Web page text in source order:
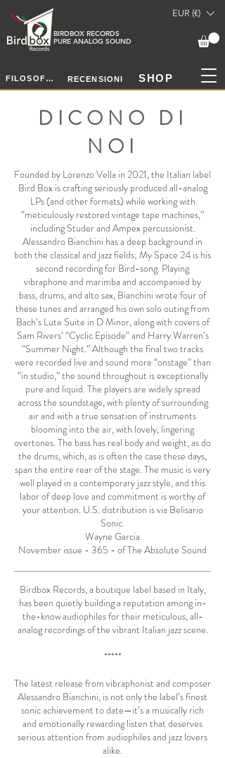
BIRDBOX RECORDS
PURE ANALOG SOUND
EUR (€)
FILOSOFIA RECENSIONI SHOP
DICONO DI
NOI
Founded by Lorenzo Vella in 2021, the Italian label
Bird Box is crafting seriously produced all-analog
LPs (and other formats) while working with
“meticulously restored vintage tape machines,”
including Studer and Ampex percussionist.
Alessandro Bianchini has a deep background in
both the classical and jazz fields; My Space 24 is his
second recording for Bird-song. Playing
vibraphone and marimba and accompanied by
bass, drums, and alto sax, Bianchini wrote four of
these tunes and arranged his own solo outing from
Bach’s Lute Suite in D Minor, along with covers of
Sam Rivers’ “Cyclic Episode” and Harry Warren’s
“Summer Night.” Although the final two tracks
were recorded live and sound more “onstage” than
“in studio,” the sound throughout is exceptionally
pure and liquid. The players are widely spread
across the soundstage, with plenty of surrounding
air and with a true sensation of instruments
blooming into the air, with lovely, lingering
overtones. The bass has real body and weight, as do
the drums, which, as is often the case these days,
span the entire rear of the stage. The music is very
well played in a contemporary jazz style, and this
labor of deep love and commitment is worthy of
your attention. U.S. distribution is via Belisario
Sonic.
Wayne Garcia
November issue - 365 - of The Absolute Sound
Birdbox Records, a boutique label based in Italy,
has been quietly building a reputation among in-
the-know audiophiles for their meticulous, all-
analog recordings of the vibrant Italian jazz scene.
*****
The latest release from vibraphonist and composer
Alessandro Bianchini, is not only the label’s finest
sonic achievement to date—it’s a musically rich
and emotionally rewarding listen that deserves
serious attention from audiophiles and jazz lovers
alike.